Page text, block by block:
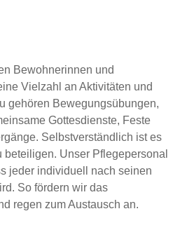
Bewohnerinnen und
Vielzahl an Aktivitäten und
gehören Bewegungsübungen,
Gottesdienste, Feste
Selbstverständlich ist es
Unser Pflegepersonal
jeder individuell nach seinen
So fördern wir das
regen zum Austausch an.